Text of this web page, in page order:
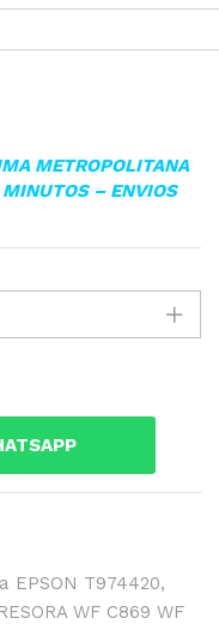
METROPOLITANA
– ENVIOS
EPSON T974420,
WF C869 WF